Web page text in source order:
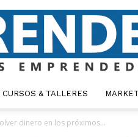
CURSOS & TALLERES
dinero en los próximos...